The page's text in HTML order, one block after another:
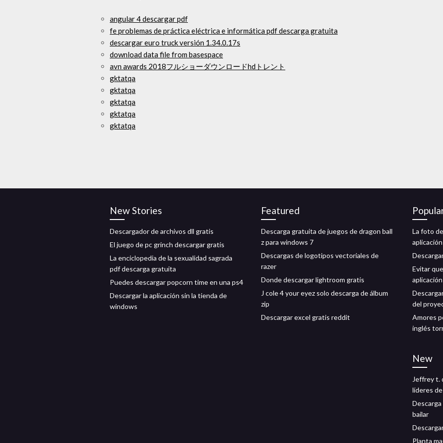
angular 4 descargar pdf
fe problemas de práctica eléctrica e informática pdf descarga gratuita
descargar euro truck versión 1.34.0.17s
download data file from basespace
avn awards 2018フルショーダウンロードhdトレント
gktatqa
gktatqa
gktatqa
gktatqa
gktatqa
New Stories
Descargador de archivos dll gratis
El juego de pc grinch descargar gratis
La enciclopedia de la sexualidad sagrada
pdf descarga gratuita
Puedes descargar popcorn time en una ps4
Descargar la aplicación sin la tienda de
windows
Featured
Descarga gratuita de juegos de dragon ball
z para windows 7
Descargas de logotipos vectoriales de
razer
Donde descargar lightroom gratis
J cole 4 your eyez solo descarga de álbum
zip
Descargar excel gratis reddit
La foto
aplicación
Evitar
del
Amores
inglés
New
Jeffrey t.
líderes
bailar
Planta